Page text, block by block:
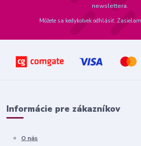
newslettera.
Môžete sa kedykoľvek odhlásiť.
Informácie pre zákazníkov
O nás